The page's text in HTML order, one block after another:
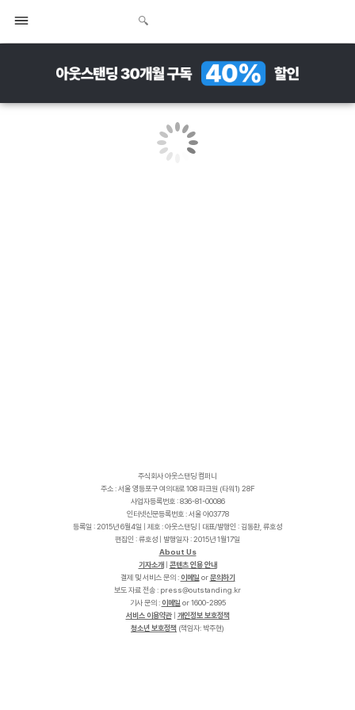
주식회사 아웃스탠딩 컴퍼니
주소 : 서울 영등포구 여의대로 108 파크원 (타워1) 28F
사업자등록번호 : 836-81-00086
인터넷신문등록번호 : 서울 아03778
등록일 : 2015년 6월4일 | 제호 : 아웃스탠딩 | 대표/발행인 : 김동환, 류호성
편집인 : 류호성 | 발행일자 : 2015년 1월17일
About Us
기자소개
콘텐츠 인용 안내
결제 및 서비스 문의 : 이메일 or문의하기
보도 자료 전송 :
r
k
.
g
n
i
d
n
a
t
s
t
u
o
@
s
s
e
r
p
기사 문의 : 이메일 or 1600-2895
서비스 이용약관| 개인정보 보호정책
청소년 보호정책 (책임자: 박주현)